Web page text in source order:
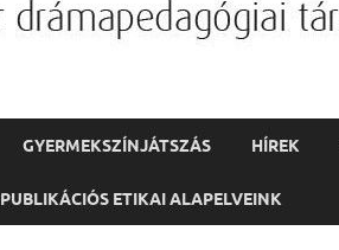
GYERMEKSZÍNJÁTSZÁS HÍREK
PUBLIKÁCIÓS ETIKAI ALAPELVEINK